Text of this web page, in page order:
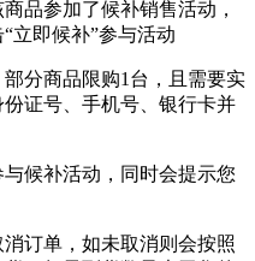
品参加了候补销售活动，
立即候补”参与活动
分商品限购1台，且需要实
证号、手机号、银行卡并
候补活动，同时会提示您
订单，如未取消则会按照